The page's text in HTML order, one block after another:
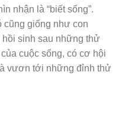
nhận là “biết sống”.
cũng giống như con
sinh sau những thử
cuộc sống, có cơ hội
vươn tới những đỉnh thử